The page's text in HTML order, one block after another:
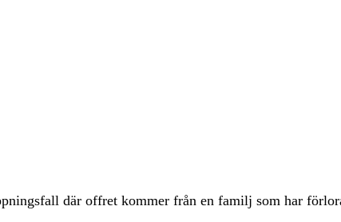
där offret kommer från en familj som har